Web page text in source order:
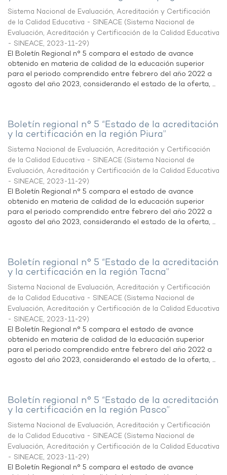
Sistema Nacional de Evaluación, Acreditación y Certificación
de la Calidad Educativa - SINEACE (Sistema Nacional de
Evaluación, Acreditación y Certificación de la Calidad Educativa
- SINEACE, 2023-11-29)
El Boletín Regional n° 5 compara el estado de avance
obtenido en materia de calidad de la educación superior
para el periodo comprendido entre febrero del año 2022 a
agosto del año 2023, considerando el estado de la oferta, ...
Boletín regional n° 5 “Estado de la acreditación
y la certificación en la región Piura”
Sistema Nacional de Evaluación, Acreditación y Certificación
de la Calidad Educativa - SINEACE (Sistema Nacional de
Evaluación, Acreditación y Certificación de la Calidad Educativa
- SINEACE, 2023-11-29)
El Boletín Regional n° 5 compara el estado de avance
obtenido en materia de calidad de la educación superior
para el periodo comprendido entre febrero del año 2022 a
agosto del año 2023, considerando el estado de la oferta, ...
Boletín regional n° 5 “Estado de la acreditación
y la certificación en la región Tacna”
Sistema Nacional de Evaluación, Acreditación y Certificación
de la Calidad Educativa - SINEACE (Sistema Nacional de
Evaluación, Acreditación y Certificación de la Calidad Educativa
- SINEACE, 2023-11-29)
El Boletín Regional n° 5 compara el estado de avance
obtenido en materia de calidad de la educación superior
para el periodo comprendido entre febrero del año 2022 a
agosto del año 2023, considerando el estado de la oferta, ...
Boletín regional n° 5 “Estado de la acreditación
y la certificación en la región Pasco”
Sistema Nacional de Evaluación, Acreditación y Certificación
de la Calidad Educativa - SINEACE (Sistema Nacional de
Evaluación, Acreditación y Certificación de la Calidad Educativa
- SINEACE, 2023-11-29)
El Boletín Regional n° 5 compara el estado de avance